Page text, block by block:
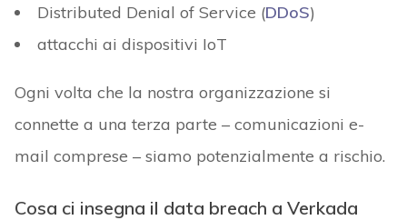
Distributed Denial of Service (DDoS)
attacchi ai dispositivi IoT
Ogni volta che la nostra organizzazione si
connette a una terza parte – comunicazioni e-
mail comprese – siamo potenzialmente a rischio.
Cosa ci insegna il data breach a Verkada